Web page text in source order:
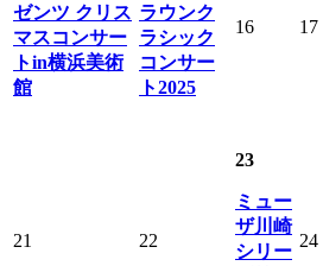
ゼンツ クリス
マスコンサー
トin横浜美術
館
ラウンク
ラシック
コンサー
ト2025
16 17
21 22
23
ミュー
ザ川崎
シリー
24